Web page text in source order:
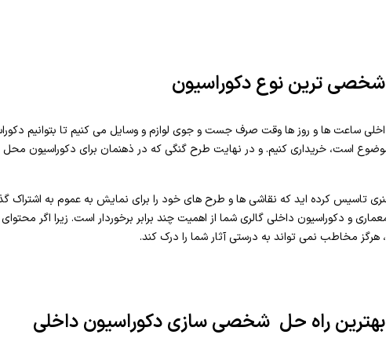
ترین نوع دکوراسیون
داخلی ساعت ها و روز ها وقت صرف جست و جوی لوازم و وسایل می کنیم تا بتوانیم
است، خریداری کنیم. و در نهایت طرح گنگی که در ذهنمان برای دکوراسیون
تاسیس کرده اید که نقاشی ها و طرح های خود را برای نمایش به عموم به اشتراک
و دکوراسیون داخلی گالری شما از اهمیت چند برابر برخوردار است. زیرا اگر
هرگز مخاطب نمی تواند به درستی آثار شما را درک کند.
راه حل شخصی سازی دکوراسیون داخلی